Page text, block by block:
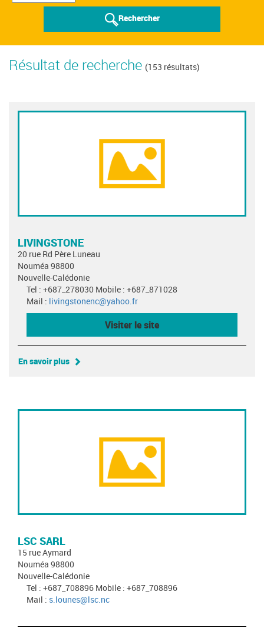
Rechercher
Résultat de recherche (153 résultats)
LIVINGSTONE
20 rue Rd Père Luneau
Nouméa 98800
Nouvelle-Calédonie
Tel : +687_278030 Mobile : +687_871028
Mail : livingstonenc@yahoo.fr
Visiter le site
En savoir plus
LSC SARL
15 rue Aymard
Nouméa 98800
Nouvelle-Calédonie
Tel : +687_708896 Mobile : +687_708896
Mail : s.lounes@lsc.nc